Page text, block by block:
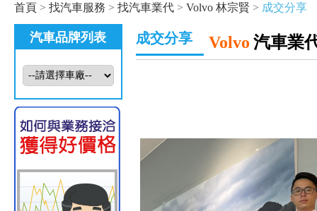
首頁 > 找汽車服務 > 找汽車業代 > Volvo 林宗賢 > 成交分享
汽車品牌列表 成交分享 Volvo 汽車業